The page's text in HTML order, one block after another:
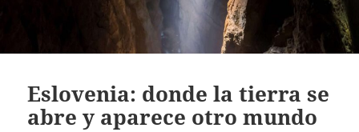
Eslovenia: donde la tierra se
abre y aparece otro mundo